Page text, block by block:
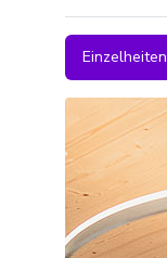
Einzelheiten